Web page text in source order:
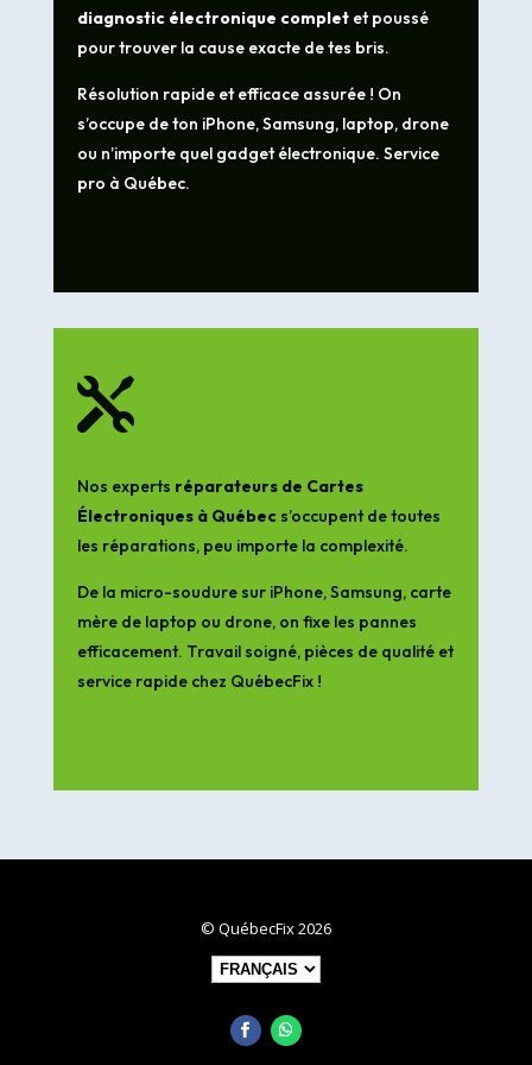
diagnostic électronique completet poussé
pour trouver la cause exacte de tes bris.
Résolution rapide et efficace assurée ! On
s’occupe de ton iPhone, Samsung, laptop, drone
ou n’importe quel gadget électronique. Service
pro à Québec.

Nos experts réparateurs de Cartes
Électroniques à Québecs’occupent de toutes
les réparations, peu importe la complexité.
De la micro-soudure sur iPhone, Samsung, carte
mère de laptop ou drone, on fixe les pannes
efficacement. Travail soigné, pièces de qualité et
service rapide chez QuébecFix !
© QuébecFix 2026